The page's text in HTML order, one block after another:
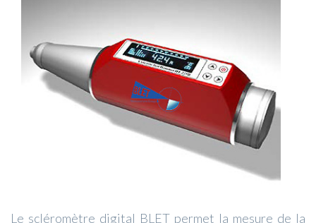
Le scléromètre digital BLET permet la mesure de la